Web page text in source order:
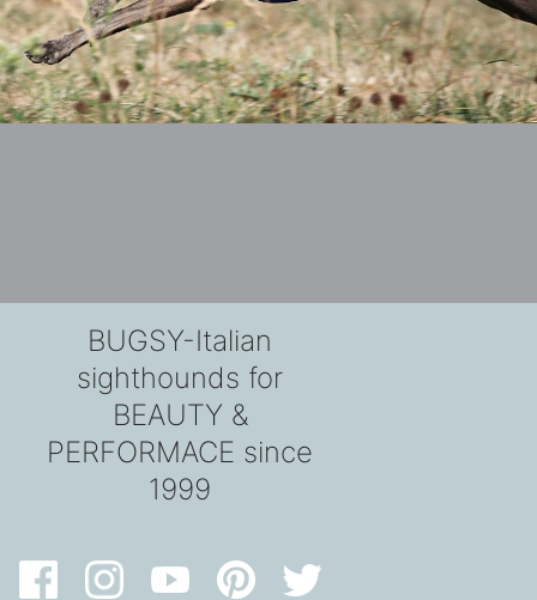
BUGSY-Italian
sighthounds for
BEAUTY &
PERFORMACE since
1999